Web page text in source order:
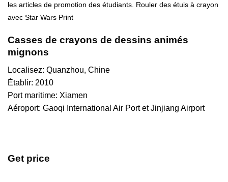
les articles de promotion des étudiants. Rouler des étuis à crayon
avec Star Wars Print
Casses de crayons de dessins animés
mignons
Localisez: Quanzhou, Chine
Établir: 2010
Port maritime: Xiamen
Aéroport: Gaoqi International Air Port et Jinjiang Airport
Get price